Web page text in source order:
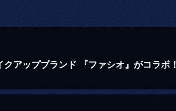
アップブランド 『ファシオ』がコラボ！